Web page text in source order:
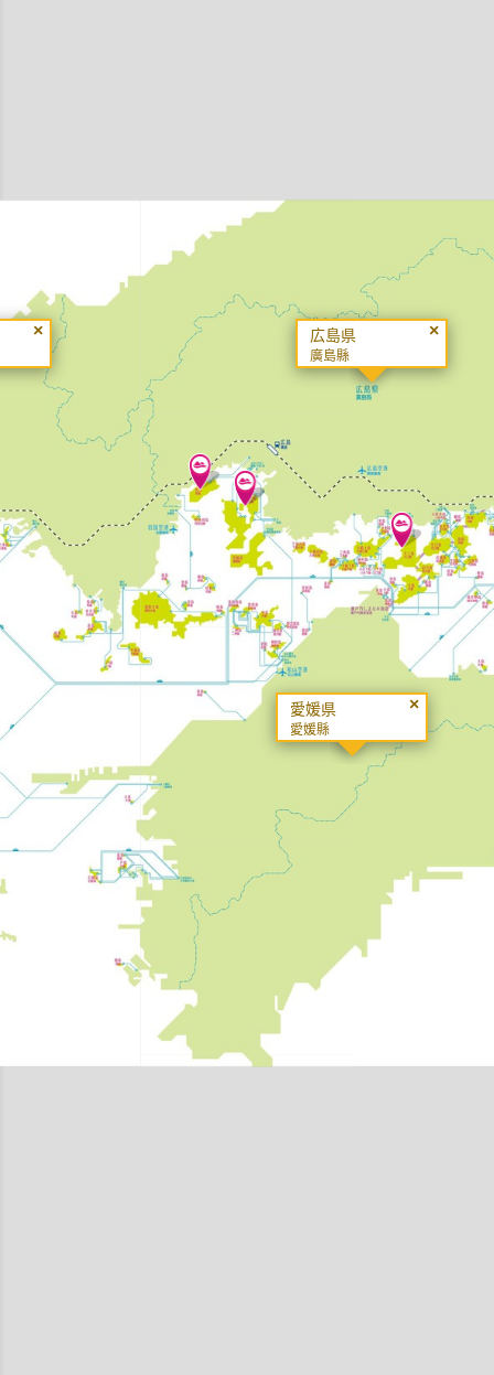
×
広島県
廣島縣
×
×
愛媛県
愛媛縣